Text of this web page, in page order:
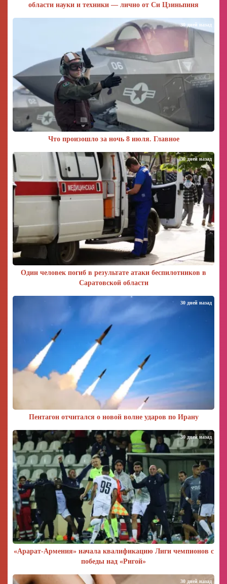
области науки и техники — лично от Си Цзиньпиня
Что произошло за ночь 8 июля. Главное
30 дней назад
Один человек погиб в результате атаки беспилотников в
Саратовской области
30 дней назад
Пентагон отчитался о новой волне ударов по Ирану
30 дней назад
«Арарат‑Армения» начала квалификацию Лиги чемпионов с
победы над «Ригой»
30 дней назад
30 дней назад